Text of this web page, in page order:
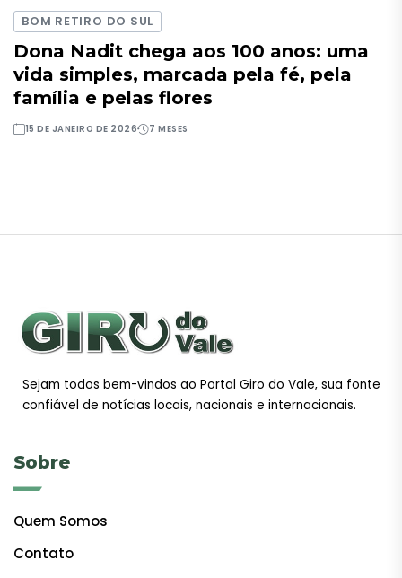
BOM RETIRO DO SUL
Dona Nadit chega aos 100 anos: uma
vida simples, marcada pela fé, pela
família e pelas flores
15 DE JANEIRO DE 2026 7 MESES
Sejam todos bem-vindos ao Portal Giro do Vale, sua fonte
confiável de notícias locais, nacionais e internacionais.
Sobre
Quem Somos
Contato